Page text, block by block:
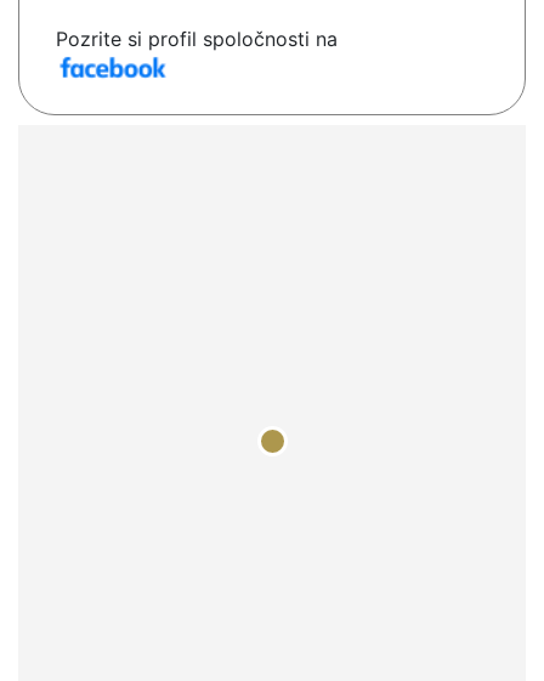
Pozrite si profil spoločnosti na